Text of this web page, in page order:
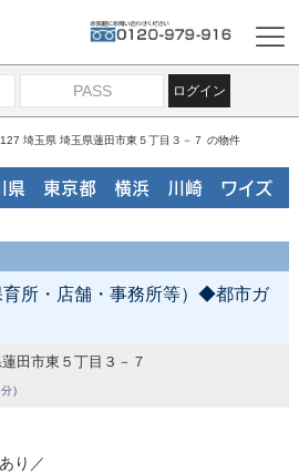
ログイン
埼玉県 埼玉県蓮田市東５丁目３－７ の物件
県 東京都 横浜 川崎 ワイズ
所・店舗・事務所等）◆都市ガ
田市東５丁目３－７
)
り／